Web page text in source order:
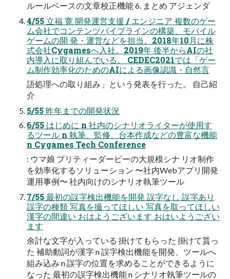
ルールベースの⽂章校正機能 6. まとめ アジェンダ
4/55 ⽴福 寛 開発運営⽀援 / エンジニア 複数のゲー
ム会社でコンテンツパイプラインの構築、モバイル
ゲームの開 発・運営などを担当。2018年10⽉に株
式会社Cygamesへ⼊社。2019年 後半からAIの社
内導⼊に取り組んでいる。 CEDEC2021では「ゲー
ム制作効率化のためのAIによる画像認識・⾃然⾔
語処理への取り組み」という発表を⾏った。 ⾃⼰紹
介
5/55 昨年までの開発状況
6/55 はじめに n 社内のシナリオライターが使⽤す
るツール n 執筆、監修、台本作成などの豊富な機能
n Cygames Tech Conference
: ウマ娘 プリティーダービーの⼤規模シナ リオ制作
を効率化するソリューション 〜社内Webアプリ開発
運⽤事例〜 社内向けのシナリオ執筆ツール
7/55 最初の誤字検出機能を開発 誤字なし 誤字あり
誤字の種類 写真を撮ってほしい 写真を取ってほしい
漢字の間違い おはようございます おはいようござい
ます
余計な⽂字が⼊っている 掛けてもらった 掛けて貰っ
た 補助動詞が漢字 n 誤字検出機能を開発、ツールへ
組み込み n 誤字の位置を求めることができるように
なった 最初の誤字検出機能 n シナリオ執筆ツールの